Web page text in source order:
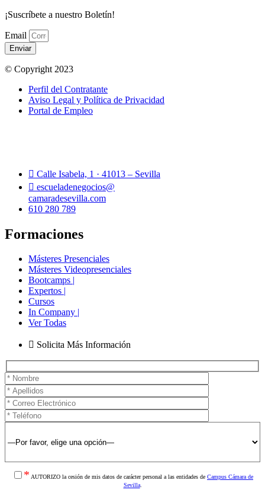
¡Suscríbete a nuestro Boletín!
Email
Enviar
© Copyright 2023
Perfil del Contratante
Aviso Legal y Política de Privacidad
Portal de Empleo
Calle Isabela, 1 · 41013 – Sevilla
escueladenegocios@
camaradesevilla.com
610 280 789
Formaciones
Másteres Presenciales
Másteres Videopresenciales
Bootcamps |
Expertos |
Cursos
In Company |
Ver Todas
Solicita Más Información
* AUTORIZO la cesión de mis datos de carácter personal a las entidades de Campus Cámara de
Sevilla.